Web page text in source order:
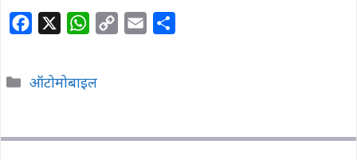
e
o
W
t
A
i
Categories
ऑटोमोबाइल